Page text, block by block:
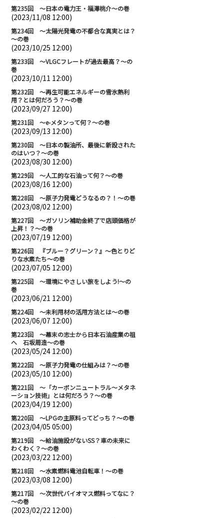
第235回 ～日本の電力王・福澤桃介～の巻
(2023/11/08 12:00)
第234回 ～太陽光発電の不都合な真実とは？
～の巻
(2023/10/25 12:00)
第233回 ～VLGCフレートが過去最高？～の
巻
(2023/10/11 12:00)
第232回 ～再生可能エネルギーの雪氷熱利
用？とは何だろう？～の巻
(2023/09/27 12:00)
第231回 ～e-メタンって何？～の巻
(2023/09/13 12:00)
第230回 ～日本の製油所、最後に新設された
のはいつ？～の巻
(2023/08/30 12:00)
第229回 ～人工的な石油って何？～の巻
(2023/08/16 12:00)
第228回 ～原子力発電どうなるの？！～の巻
(2023/08/02 12:00)
第227回 ～ガソリン補助金終了で店頭価格が
上昇！？～の巻
(2023/07/19 12:00)
第226回 『ブルー？グリーン？』～色とりど
りな水素たち～の巻
(2023/07/05 12:00)
第225回 ～環境にやさしい旅をしよう!～の
巻
(2023/06/21 12:00)
第224回 ～未利用材の活用方法とは～の巻
(2023/06/07 12:00)
第223回 ～幕末の志士から日本石油産業の祖
へ 石坂周造～の巻
(2023/05/24 12:00)
第222回 ～原子力発電の仕組みは？～の巻
(2023/05/10 12:00)
第221回 ～「カーボンニュートラル～メタネ
ーション技術」とは何だろう？～の巻
(2023/04/19 12:00)
第220回 ～LPGの主原料ってどっち？～の巻
(2023/04/05 05:00)
第219回 ～給油施設がないSS？車の未来に
わくわく？～の巻
(2023/03/22 12:00)
第218回 ～水素燃料電池自転車！～の巻
(2023/03/08 12:00)
第217回 ～次世代バイオマス燃料ってなに？
～の巻
(2023/02/22 12:00)